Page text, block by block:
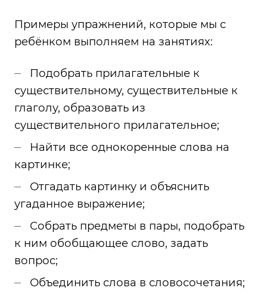
Примеры упражнений, которые мы с
ребёнком выполняем на занятиях:
Подобрать прилагательные к
существительному, существительные к
глаголу, образовать из
существительного прилагательное;
Найти все однокоренные слова на
картинке;
Отгадать картинку и объяснить
угаданное выражение;
Собрать предметы в пары, подобрать
к ним обобщающее слово, задать
вопрос;
Объединить слова в словосочетания;